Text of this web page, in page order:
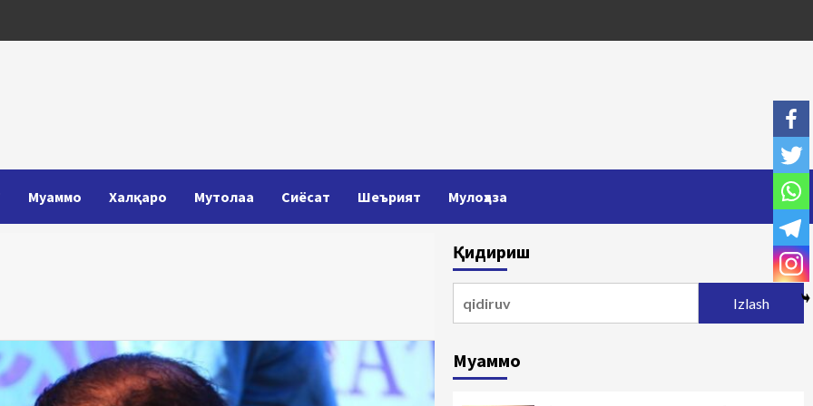
Муаммо Халқаро Мутолаа Сиёсат Шеърият Мулоҳаза
Қидириш
Муаммо